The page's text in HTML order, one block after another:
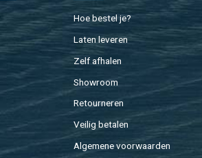
Hoe be­stel je?
Laten le­ve­ren
Zelf af­ha­len
Show­room
Re­tour­ne­ren
Vei­lig be­ta­len
Al­ge­me­ne voor­waar­den